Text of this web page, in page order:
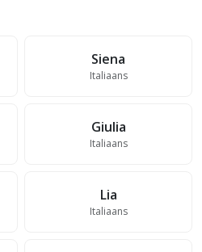
Siena
Italiaans
Giulia
Italiaans
Lia
Italiaans